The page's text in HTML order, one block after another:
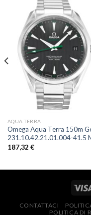
AQUA TERRA
Omega Aqua Terra 150m
231.10.42.21.01.004-41.5
187,32 €
CONTATTACI
POLITICA DI